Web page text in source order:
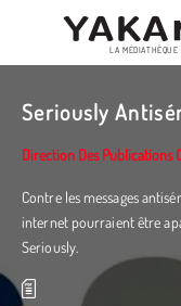
principal
LA MÉDIATHÈQUE
Seriously
Direction Des Publications
Contre les messages
internet pourraient être
Seriously.